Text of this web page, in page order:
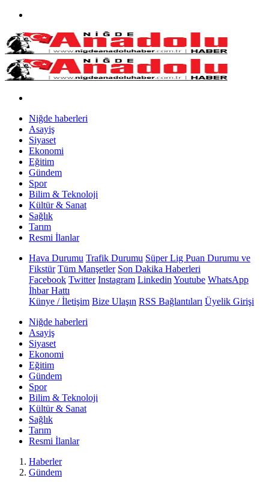
Niğde haberleri
Asayiş
Siyaset
Ekonomi
Eğitim
Gündem
Spor
Bilim & Teknoloji
Kültür & Sanat
Sağlık
Tarım
Resmi İlanlar
Hava Durumu Trafik Durumu Süper Lig Puan Durumu ve
Fikstür Tüm Manşetler Son Dakika Haberleri
Facebook Twitter Instagram Linkedin Youtube WhatsApp
İhbar Hattı
Künye / İletişim Bize Ulaşın RSS Bağlantıları Üyelik Girişi
Niğde haberleri
Asayiş
Siyaset
Ekonomi
Eğitim
Gündem
Spor
Bilim & Teknoloji
Kültür & Sanat
Sağlık
Tarım
Resmi İlanlar
Haberler
Gündem